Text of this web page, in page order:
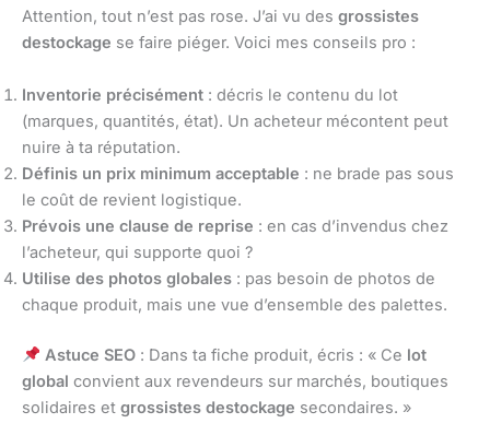
Attention, tout n’est pas rose. J’ai vu des grossistes
destockage se faire piéger. Voici mes conseils pro :
Inventorie précisément : décris le contenu du lot
(marques, quantités, état). Un acheteur mécontent peut
nuire à ta réputation.
Définis un prix minimum acceptable : ne brade pas sous
le coût de revient logistique.
Prévois une clause de reprise : en cas d’invendus chez
l’acheteur, qui supporte quoi ?
Utilise des photos globales : pas besoin de photos de
chaque produit, mais une vue d’ensemble des palettes.
Astuce SEO: Dans ta fiche produit, écris : « Ce lot
global convient aux revendeurs sur marchés, boutiques
solidaires et grossistes destockage secondaires. »